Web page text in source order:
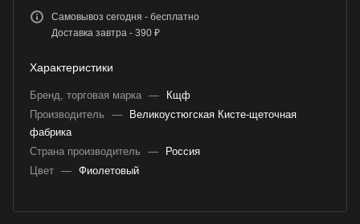
Самовывоз сегодня - бесплатно
Доставка завтра - 390 ₽
Характеристики
Бренд, торговая марка —
Кщф
Производитель
—
Великоустюгская Кисте-щеточная
фабрика
Страна производитель
—
Россия
Цвет — Фиолетовый